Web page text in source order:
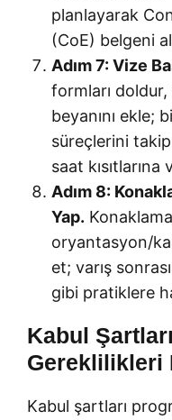
planlayarak
(CoE) belgeni
Adım 7: Vize
formları
beyanını ekle;
süreçlerini
saat
Adım 8:
Yap.
oryantasyon/
et; varış
gibi pratiklere
Kabul
Gereklilikleri
Kabul şartları